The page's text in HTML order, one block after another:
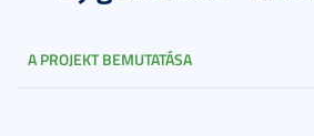
A PROJEKT BEMUTATÁSA